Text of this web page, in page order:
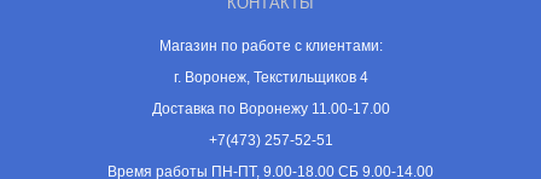
Магазин по работе с клиентами:
г. Воронеж, Текстильщиков 4
Доставка по Воронежу 11.00-17.00
+7(473) 257-52-51
Время работы ПН-ПТ, 9.00-18.00 СБ 9.00-14.00